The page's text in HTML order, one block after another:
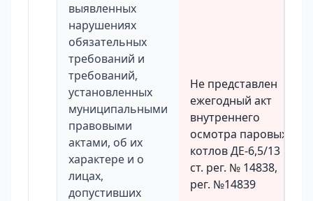
выявленных
нарушениях
обязательных
требований и
требований,
установленных
муниципальными
правовыми
актами, об их
характере и о
лицах,
допустивших
Не представлен
ежегодный акт
внутреннего
осмотра паровых
котлов ДЕ-6,5/13
ст. рег. № 14838,
рег. №14839